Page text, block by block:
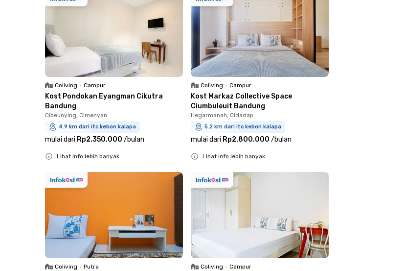
Coliving • Campur
Kost Pondokan Eyangman Cikutra
Bandung
Cibeunying, Cimenyan
4.9 km dari itc kebon kalapa
mulai dari Rp2.350.000 /bulan
Lihat info lebih banyak
Coliving • Campur
Kost Markaz Collective Space
Ciumbuleuit Bandung
Hegarmanah, Cidadap
5.2 km dari itc kebon kalapa
mulai dari Rp2.800.000 /bulan
Lihat info lebih banyak
Coliving • Putra Coliving • Campur